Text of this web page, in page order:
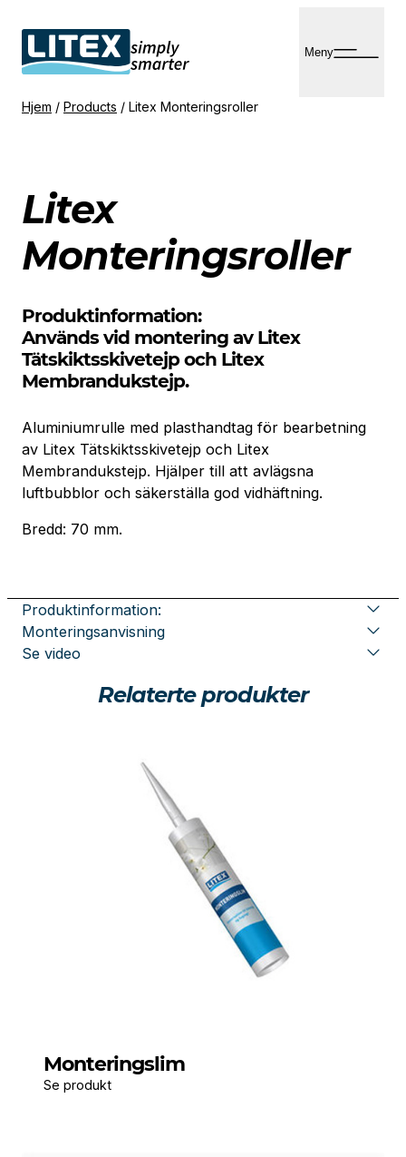
innhold
Meny
Hjem / Products / Litex Monteringsroller
Litex
Monteringsroller
Produktinformation:
Används vid montering av Litex
Tätskiktsskivetejp och Litex
Membrandukstejp.
Aluminiumrulle med plasthandtag för bearbetning
av Litex Tätskiktsskivetejp och Litex
Membrandukstejp. Hjälper till att avlägsna
luftbubblor och säkerställa god vidhäftning.
Bredd: 70 mm.
Produktinformation:
Monteringsanvisning
Se video
Relaterte produkter
Monteringslim
Se produkt